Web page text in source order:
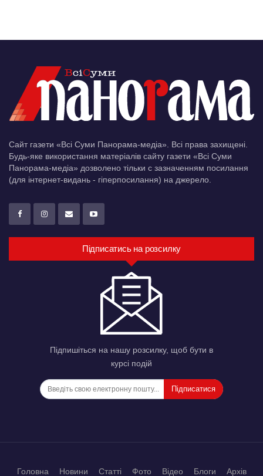
Сайт газети «Всі Суми Панорама-медіа». Всі права захищені.
Будь-яке використання матеріалів сайту газети «Всі Суми
Панорама-медіа» дозволено тільки c зазначенням посилання
(для інтернет-видань - гіперпосилання) на джерело.
Підписатись на розсилку
Підпишіться на нашу розсилку, щоб бути в
курсі подій
Підписатися
Головна Новини Статті Фото Відео Блоги Архів